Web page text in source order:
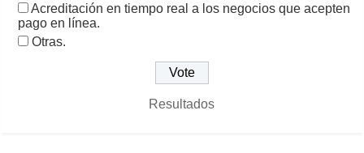
Acreditación en tiempo real a los negocios que acepten
pago en línea.
Otras.
Resultados